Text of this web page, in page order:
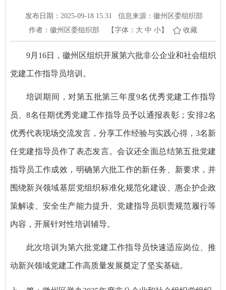
发布日期：2025-09-18 15:31
信息来源：徽州区委组织部
作者：徽州区委组织部
【字体： 大 中 小】 收藏
9月16日，徽州区组织开展第六批非公企业和社会组织
党建工作指导员培训。
培训期间，对第五批第三年度9名优秀党建工作指导
员、8名任期优秀党建工作指导员予以通报表彰；安排2名
优秀代表现场交流发言，分享工作经验与实践心得，3名新
任党建指导员作了表态发言。会议还全面总结第五批党建
指导员工作成效，明确第六批工作的新任务、新要求，并
围绕新兴领域基层党组织标准化规范化建设、惠企护企政
策解读、安全生产能力提升、党建指导员职责规范履行等
内容，开展针对性培训辅导。
此次培训为第六批党建工作指导员快速适应岗位、推
动新兴领域党建工作高质量发展奠定了坚实基础。